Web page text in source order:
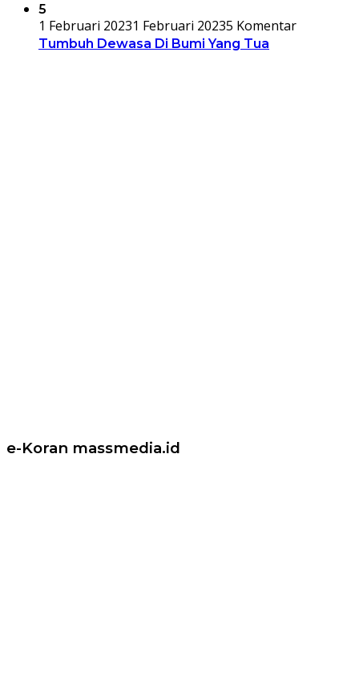
5
1 Februari 20231 Februari 20235 Komentar
Tumbuh Dewasa Di Bumi Yang Tua
e-Koran massmedia.id